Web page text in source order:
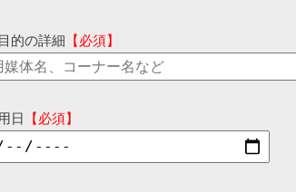
的の詳細 【必須】
日 【必須】